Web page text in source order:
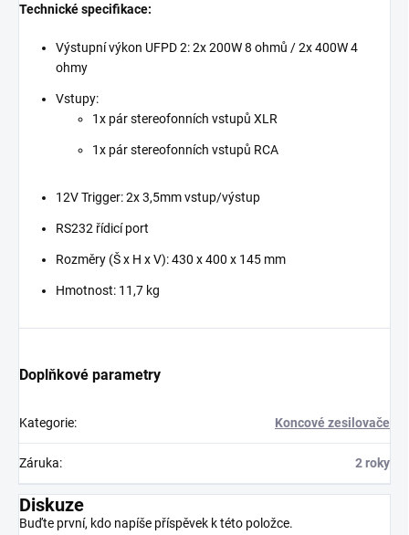
Technické specifikace:
Výstupní výkon UFPD 2: 2x 200W 8 ohmů / 2x 400W 4
ohmy
Vstupy:
1x pár stereofonních vstupů XLR
1x pár stereofonních vstupů RCA
12V Trigger: 2x 3,5mm vstup/výstup
RS232 řídicí port
Rozměry (Š x H x V): 430 x 400 x 145 mm
Hmotnost: 11,7 kg
Doplňkové parametry
Kategorie: Koncové zesilovače
Záruka: 2 roky
Diskuze
Buďte první, kdo napíše příspěvek k této položce.